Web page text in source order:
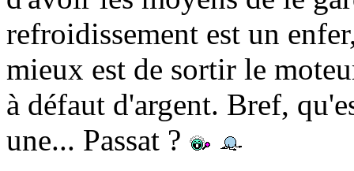
refroidissement est un
mieux est de sortir le
à défaut d'argent. Bref,
une... Passat ?